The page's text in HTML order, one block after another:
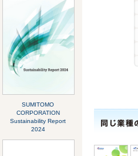
SUMITOMO
CORPORATION
Sustainability Report
2024